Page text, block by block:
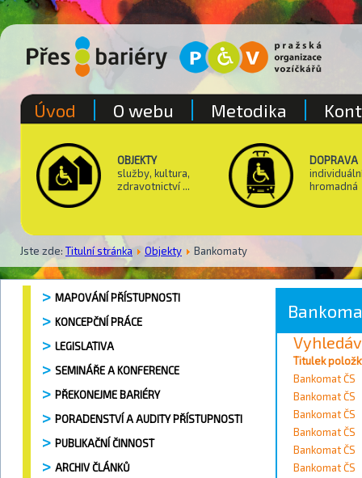
OBJEKTY
služby, kultura,
zdravotnictví ...
DOPRAVA
hromadná
Jste zde: Titulní stránka Objekty Bankomaty
Úvod O webu Metodika
MAPOVÁNÍ PŘÍSTUPNOSTI
KONCEPČNÍ PRÁCE
LEGISLATIVA
SEMINÁŘE A KONFERENCE
PŘEKONEJME BARIÉRY
PORADENSTVÍ A AUDITY PŘÍSTUPNOSTI
PUBLIKAČNÍ ČINNOST
ARCHIV ČLÁNKŮ
Vyhledávání
Vyhledat
Kontakty
Město
Titulek
Bankomat ČS
Bankomat ČS
Bankomat ČS
Bankomat ČS
Bankomat ČS
Bankomat ČS